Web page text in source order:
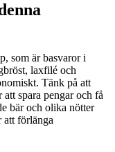
som är basvaror i
laxfilé och
Tänk på att
spara pengar och få
bär och olika nötter
att förlänga